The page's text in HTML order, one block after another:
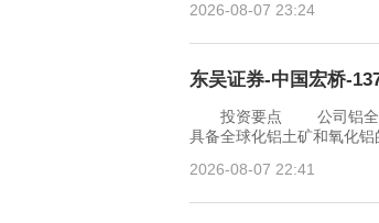
2026-08-07 23:24
东吴证券-中国宏桥-
投资要点 公司铝全产业
具备全球化铝土矿和氧化
2026-08-07 22:41